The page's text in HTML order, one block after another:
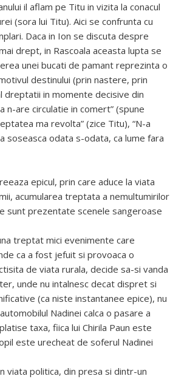
il aflam pe Titu in vizita la conacul
(sora lui Titu). Aici se confrunta cu
Daca in Ion se discuta despre
drept, in Rascoala aceasta lupta se
unei bucati de pamant reprezinta o
destinului (prin nastere, prin
in momente decisive din
n-are circulatie in comert” (spune
ma revolta” (zice Titu), “N-a
soseasca odata s-odata, ca lume fara
epicul, prin care aduce la viata
acumularea treptata a nemultumirilor
sunt prezentate scenele sangeroase
treptat mici evenimente care
ca a fost jefuit si provoaca o
de viata rurala, decide sa-si vanda
unde nu intalnesc decat dispret si
(ca niste instantanee epice), nu
Nadinei calca o pasare a
taxa, fiica lui Chirila Paun este
este urecheat de soferul Nadinei
viata politica, din presa si dintr-un